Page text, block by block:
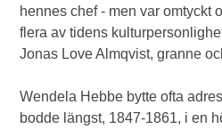
hennes chef - men var omtyckt
flera av tidens
Jonas Love Almqvist, granne
Wendela Hebbe bytte ofta
bodde längst, 1847-1861, i en